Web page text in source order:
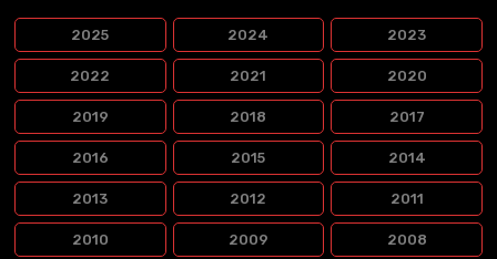
2025 2024 2023
2022 2021 2020
2019 2018 2017
2016 2015 2014
2013 2012 2011
2010 2009 2008